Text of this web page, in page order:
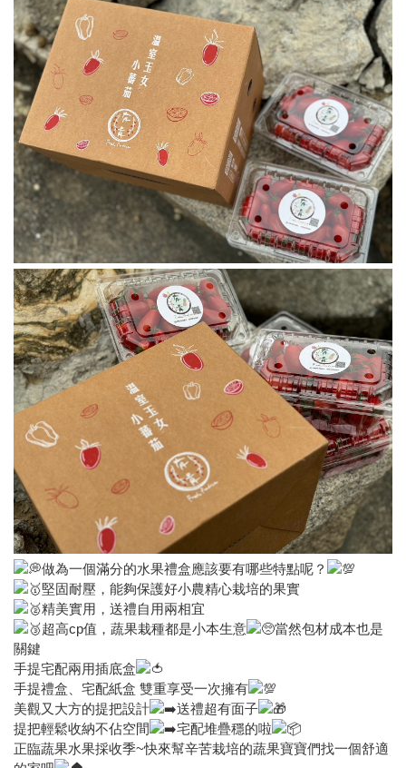
做為一個滿分的水果禮盒應該要有哪些特點呢？
堅固耐壓，能夠保護好小農精心栽培的果實
精美實用，送禮自用兩相宜
超高cp值，蔬果栽種都是小本生意
當然包材成本也是
關鍵
手提宅配兩用插底盒
手提禮盒、宅配紙盒 雙重享受一次擁有
美觀又大方的提把設計
送禮超有面子
提把輕鬆收納不佔空間
宅配堆疊穩的啦
正臨蔬果水果採收季~快來幫辛苦栽培的蔬果寶寶們找一個舒適